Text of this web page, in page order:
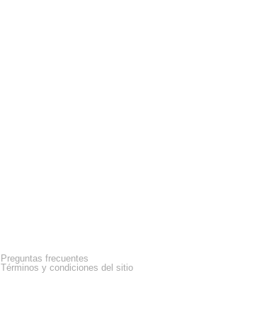
Preguntas frecuentes
Términos y condiciones del sitio